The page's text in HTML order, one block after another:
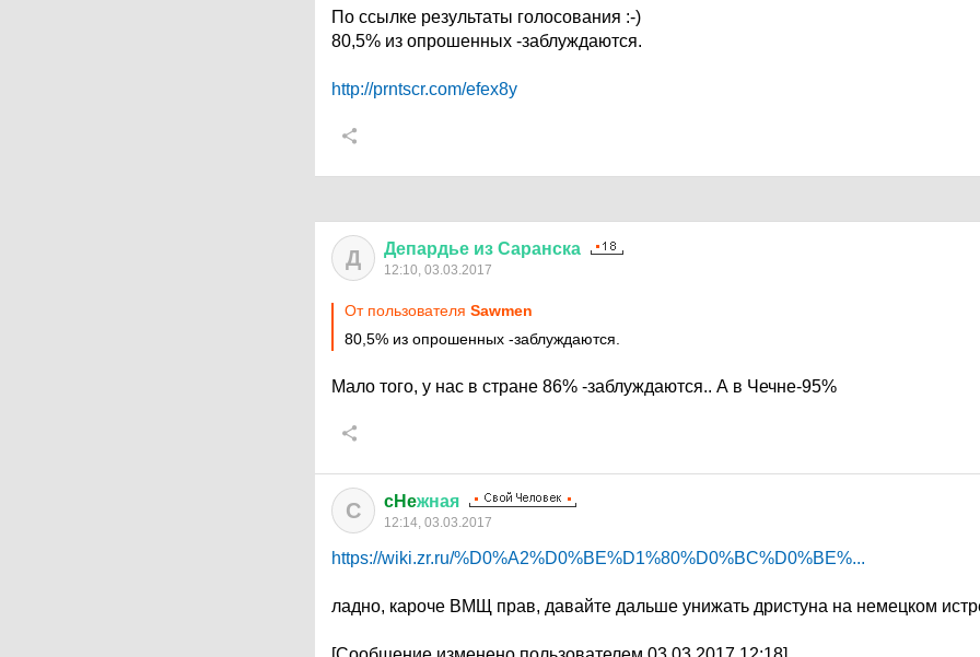
По ссылке результаты голосования :-)
80,5% из опрошенных -заблуждаются.
http://prntscr.com/efex8y
Д Депардье из Саранска
12:10, 03.03.2017
От пользователя Sawmen
80,5% из опрошенных -заблуждаются.
Мало того, у нас в стране 86% -заблуждаются.. А в Чечне-95%
C cHeжная
12:14, 03.03.2017
https://wiki.zr.ru/%D0%A2%D0%BE%D1%80%D0%BC%D0%BE%...
ладно, кароче ВМЩ прав, давайте дальше унижать дристуна на немецком